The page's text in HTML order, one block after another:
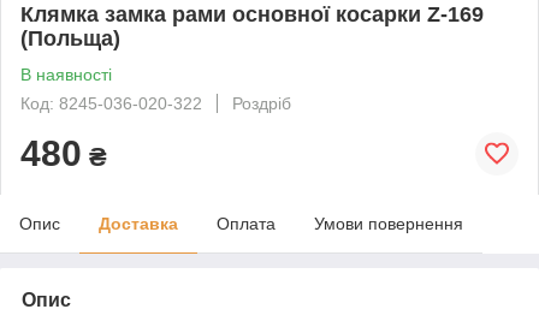
Клямка замка рами основної косарки Z-169
(Польща)
В наявності
Код: 8245-036-020-322
Роздріб
480 ₴
Опис Доставка Оплата Умови повернення
Опис